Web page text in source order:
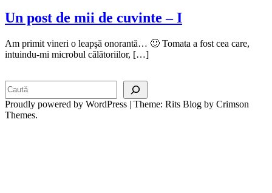
Un post de mii de cuvinte – I
Am primit vineri o leapşă onorantă… 🙂 Tomata a fost cea care,
intuindu-mi microbul călătoriilor, […]
Proudly powered by WordPress | Theme: Rits Blog by Crimson
Themes.